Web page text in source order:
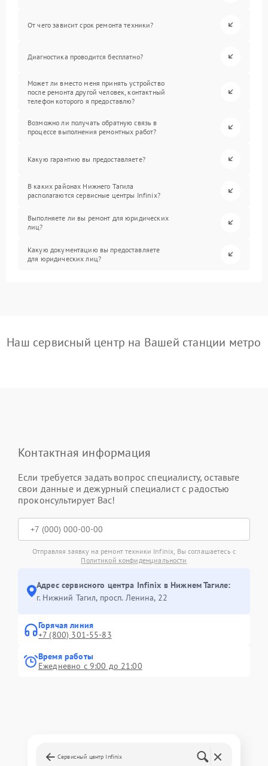
От чего зависит срок ремонта техники?
Диагностика проводится бесплатно?
Может ли вместо меня принять устройство
после ремонта другой человек, контактный
телефон которого я предоставлю?
Возможно ли получать обратную связь в
процессе выполнения ремонтных работ?
Какую гарантию вы предоставляете?
В каких районах Нижнего Тагила
располагаются сервисные центры Infinix?
Выполняете ли вы ремонт для юридических
лиц?
Какую документацию вы предоставляете
для юридических лиц?
Наш сервисный центр на Вашей станции метро
Контактная информация
Если требуется задать вопрос специалисту, оставьте
свои данные и дежурный специалист с радостью
проконсультирует Вас!
Отправляя заявку на ремонт техники Infinix, Вы соглашаетесь с
Политикой конфиденциальности
Адрес сервисного центра Infinix в Нижнем Тагиле:
г. Нижний Тагил, просп. Ленина, 22
Горячая линия
+7 (800) 301-55-83
Время работы
Ежедневно с 9:00 до 21:00
Сервисный центр Infinix